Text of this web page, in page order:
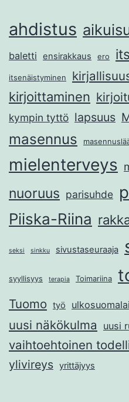
ahdistus
baletti ensirakkaus ero
itsenäistyminen
kirjoittaminen
kympin tyttö lapsuus
masennus
mielenterveys
nuoruus parisuhde
Piiska-Riina
seksi sinkku sivustaseuraaja
syyllisyys terapia Toimariina
Tuomo työ
uusi näkökulma uusi
vaihtoehtoinen
ylivireys yrittäjyys